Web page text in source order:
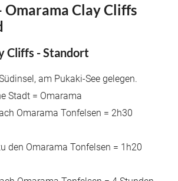
Omarama Clay Cliffs
Cliffs - Standort
am Pukaki-See gelegen.
Stadt = Omarama
Omarama Tonfelsen = 2h30
den Omarama Tonfelsen = 1h20